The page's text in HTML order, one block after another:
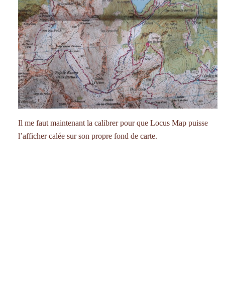
Il me faut maintenant la calibrer pour que Locus Map puisse
l’afficher calée sur son propre fond de carte.